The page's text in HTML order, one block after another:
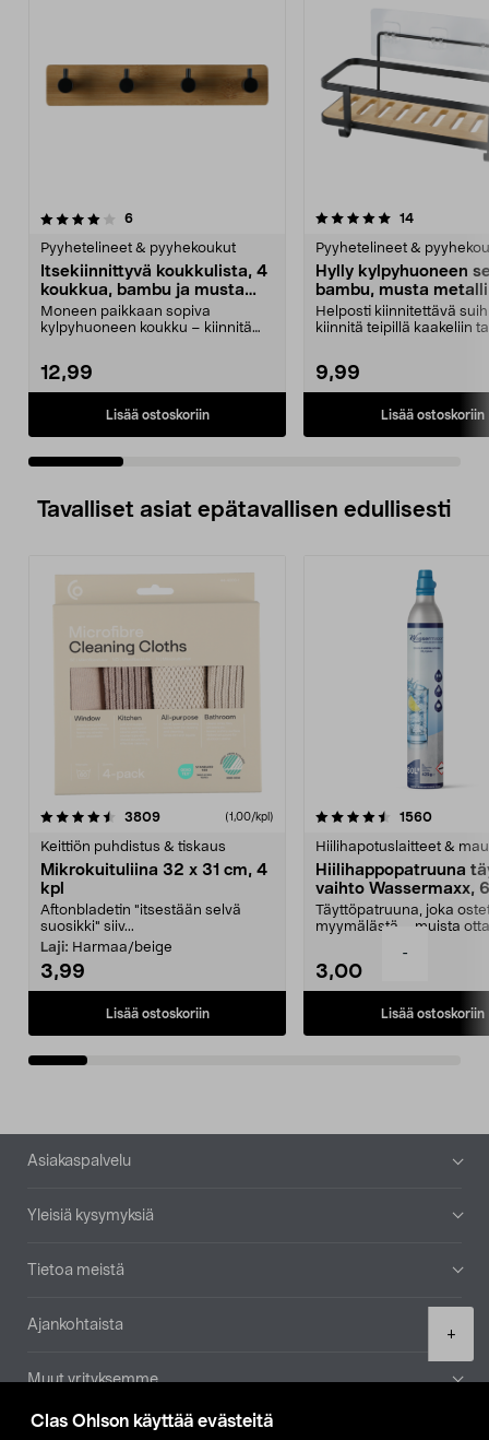
Clas Ohlson käyttää evästeitä
-
+
6arvostelut
Pyyhetelineet & pyyhekoukut
Itsekiinnittyvä koukkulista, 4
koukkua, bambu ja musta
metalli
Moneen paikkaan sopiva
kylpyhuoneen koukku – kiinnitä
12,99
Lisää ostoskoriin
5.0 viidestä
14arvostelut
Pyyhetelineet &
Hylly kylpyhuoneen
bambu, musta metalli
Helposti kiinnitettävä
kiinnitä teipillä kaakeliin
9,99
Lisää ostoskoriin
4.5 viidestä
Tavalliset asiat epätavallisen edullisesti
3809arvostelut (1,00/kpl)
Keittiön puhdistus & tiskaus
Mikrokuituliina 32 x 31 cm, 4
kpl
Aftonbladetin "itsestään selvä
suosikki" siiv...
Laji: Harmaa/beige
3,99
Lisää ostoskoriin
4.5viidestä
1560
Hiilihapotuslaitteet &
Hiilihappopatruuna
vaihto Wassermaxx,
Täyttöpatruuna, joka
myymälästä – muista
3,00
Lisää ostoskoriin
4.5viidestä
Alatunniste
Asiakaspalvelu
Yleisiä kysymyksiä
Tietoa meistä
Ajankohtaista
Muut yrityksemme
Etsi myymälä